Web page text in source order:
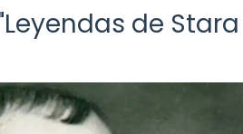
de Stara